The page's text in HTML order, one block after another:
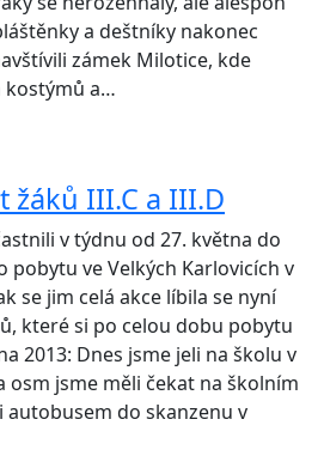
a deštníky nakonec
zámek Milotice, kde
kostýmů a…
žáků III.C a III.D
v týdnu od 27. května do
pobytu ve Velkých Karlovicích v
se jim celá akce líbila se nyní
které si po celou dobu pobytu
2013: Dnes jsme jeli na školu v
jsme měli čekat na školním
do skanzenu v